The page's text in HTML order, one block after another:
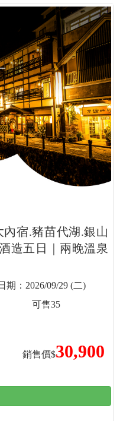
宿.豬苗代湖.銀山
造五日｜兩晚溫泉
2026/09/29 (二)
銷售價$30,900
可售35